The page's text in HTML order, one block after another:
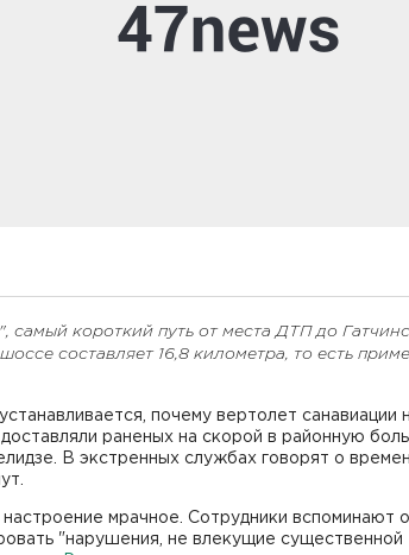
самый короткий путь от места ДТП до
составляет 16,8 километра, то есть
почему вертолет санавиации
раненых на скорой в районную
В экстренных службах говорят о
мрачное. Сотрудники вспоминают о
"нарушения, не влекущие существенной